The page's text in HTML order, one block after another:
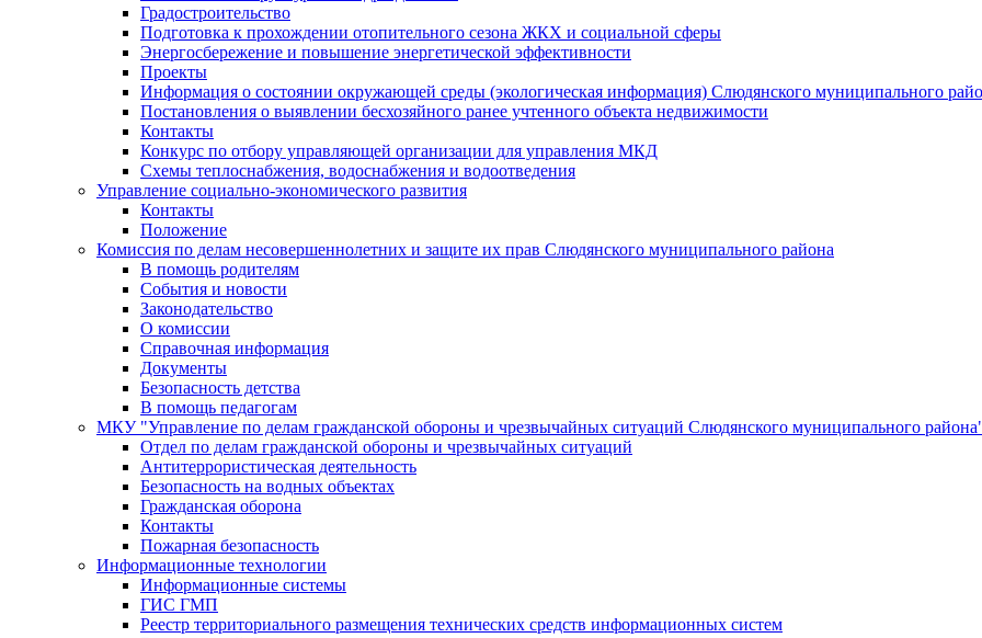
Градостроительство
Подготовка к прохождении отопительного сезона ЖКХ и социальной сферы
Энергосбережение и повышение энергетической эффективности
Проекты
Информация о состоянии окружающей среды (экологическая информация) Слюдянского муниципального
Постановления о выявлении бесхозяйного ранее учтенного объекта недвижимости
Контакты
Конкурс по отбору управляющей организации для управления МКД
Схемы теплоснабжения, водоснабжения и водоотведения
Управление социально-экономического развития
Контакты
Положение
Комиссия по делам несовершеннолетних и защите их прав Слюдянского муниципального района
В помощь родителям
События и новости
Законодательство
О комиссии
Справочная информация
Документы
Безопасность детства
В помощь педагогам
МКУ "Управление по делам гражданской обороны и чрезвычайных ситуаций Слюдянского муниципального
Отдел по делам гражданской обороны и чрезвычайных ситуаций
Антитеррористическая деятельность
Безопасность на водных объектах
Гражданская оборона
Контакты
Пожарная безопасность
Информационные технологии
Информационные системы
ГИС ГМП
Реестр территориального размещения технических средств информационных систем